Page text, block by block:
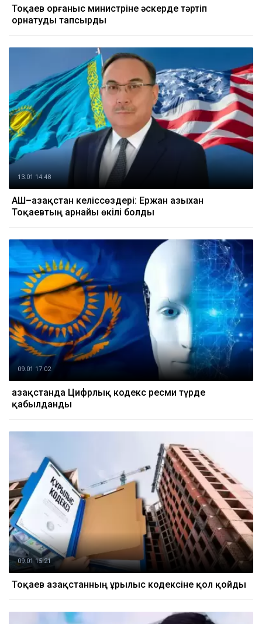
Тоқаев Қорғаныс министріне әскерде тәртіп
орнатуды тапсырды
13.01 14:48
АҚШ–Қазақстан келіссөздері: Ержан Қазыхан
Тоқаевтың арнайы өкілі болды
09.01 17:02
Қазақстанда Цифрлық кодекс ресми түрде
қабылданды
09.01 15:21
Тоқаев Қазақстанның Құрылыс кодексіне қол қойды